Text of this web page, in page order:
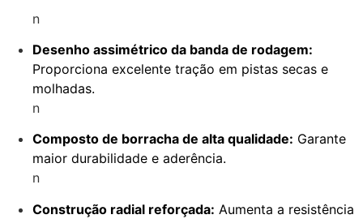
n
Desenho assimétrico da banda de rodagem:
Proporciona excelente tração em pistas secas e
molhadas.
n
Composto de borracha de alta qualidade: Garante
maior durabilidade e aderência.
n
Construção radial reforçada: Aumenta a resistência